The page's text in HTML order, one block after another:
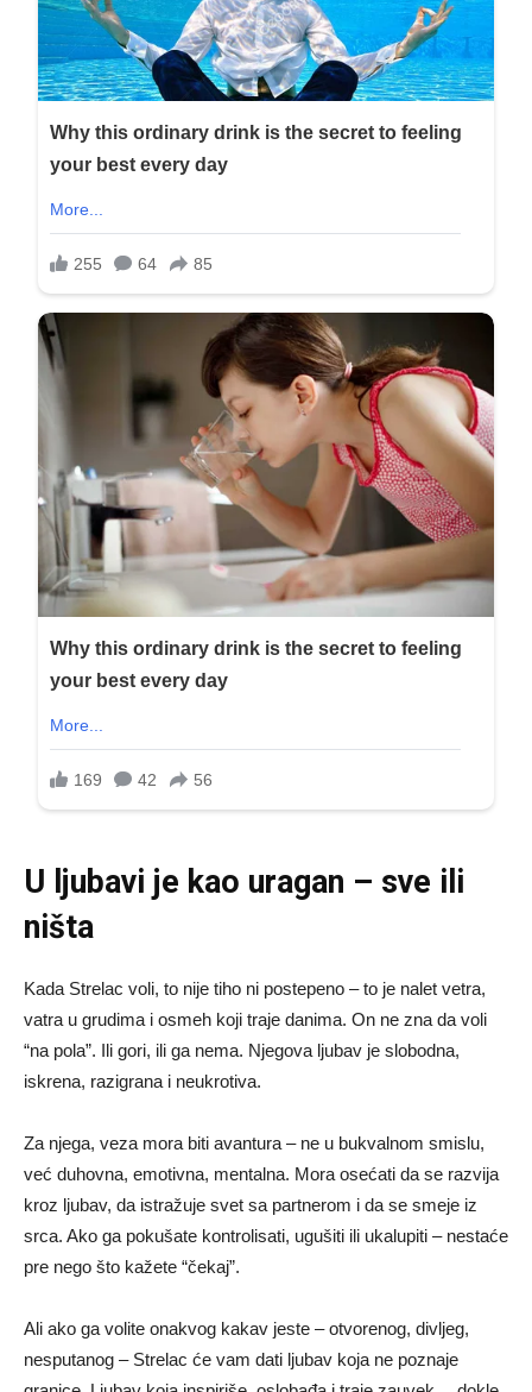
U ljubavi je kao uragan – sve ili
ništa
Kada Strelac voli, to nije tiho ni postepeno – to je nalet vetra,
vatra u grudima i osmeh koji traje danima. On ne zna da voli
“na pola”. Ili gori, ili ga nema. Njegova ljubav je slobodna,
iskrena, razigrana i neukrotiva.
Za njega, veza mora biti avantura – ne u bukvalnom smislu,
već duhovna, emotivna, mentalna. Mora osećati da se razvija
kroz ljubav, da istražuje svet sa partnerom i da se smeje iz
srca. Ako ga pokušate kontrolisati, ugušiti ili ukalupiti – nestaće
pre nego što kažete “čekaj”.
Ali ako ga volite onakvog kakav jeste – otvorenog, divljeg,
nesputanog – Strelac će vam dati ljubav koja ne poznaje